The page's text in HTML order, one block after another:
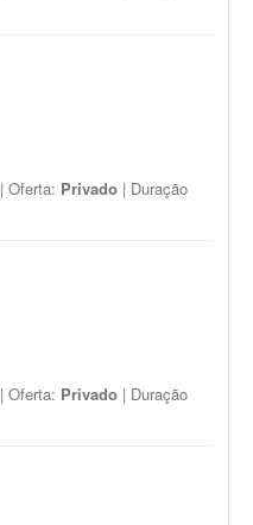
| Oferta: Privado | Duração
| Oferta: Privado | Duração